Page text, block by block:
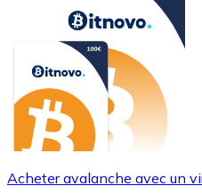
Acheter avalanche avec un